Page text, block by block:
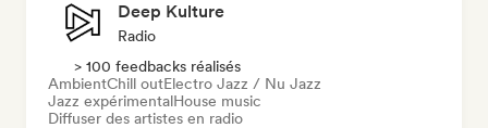
Deep Kulture
Radio
> 100 feedbacks réalisés
AmbientChill outElectro Jazz / Nu Jazz
Jazz expérimentalHouse music
Diffuser des artistes en radio